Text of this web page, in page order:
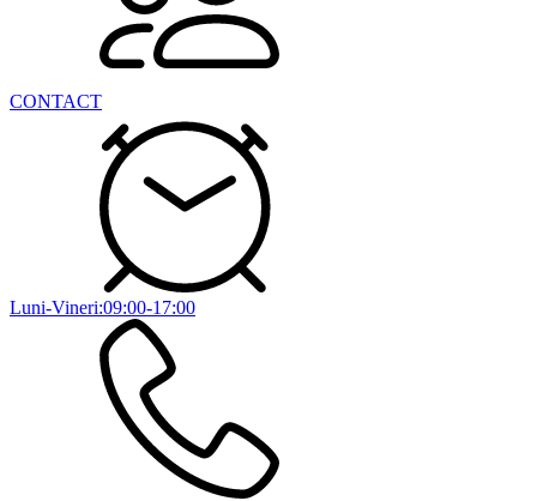
CONTACT
Luni-Vineri:09:00-17:00